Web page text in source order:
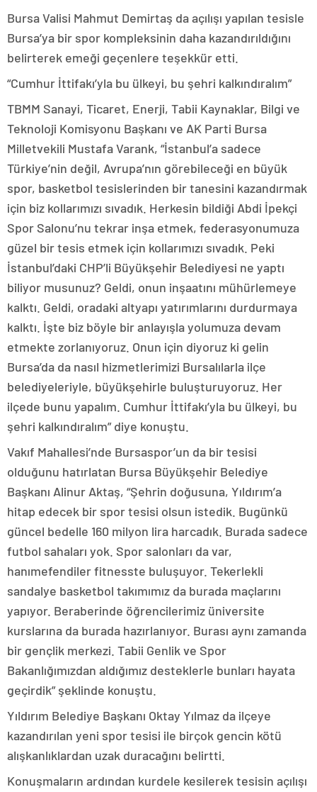
Bursa Valisi Mahmut Demirtaş da açılışı yapılan tesisle
Bursa’ya bir spor kompleksinin daha kazandırıldığını
belirterek emeği geçenlere teşekkür etti.
“Cumhur İttifakı’yla bu ülkeyi, bu şehri kalkındıralım”
TBMM Sanayi, Ticaret, Enerji, Tabii Kaynaklar, Bilgi ve
Teknoloji Komisyonu Başkanı ve AK Parti Bursa
Milletvekili Mustafa Varank, “İstanbul’a sadece
Türkiye’nin değil, Avrupa’nın görebileceği en büyük
spor, basketbol tesislerinden bir tanesini kazandırmak
için biz kollarımızı sıvadık. Herkesin bildiği Abdi İpekçi
Spor Salonu’nu tekrar inşa etmek, federasyonumuza
güzel bir tesis etmek için kollarımızı sıvadık. Peki
İstanbul’daki CHP’li Büyükşehir Belediyesi ne yaptı
biliyor musunuz? Geldi, onun inşaatını mühürlemeye
kalktı. Geldi, oradaki altyapı yatırımlarını durdurmaya
kalktı. İşte biz böyle bir anlayışla yolumuza devam
etmekte zorlanıyoruz. Onun için diyoruz ki gelin
Bursa’da da nasıl hizmetlerimizi Bursalılarla ilçe
belediyeleriyle, büyükşehirle buluşturuyoruz. Her
ilçede bunu yapalım. Cumhur İttifakı’yla bu ülkeyi, bu
şehri kalkındıralım” diye konuştu.
Vakıf Mahallesi’nde Bursaspor’un da bir tesisi
olduğunu hatırlatan Bursa Büyükşehir Belediye
Başkanı Alinur Aktaş, “Şehrin doğusuna, Yıldırım’a
hitap edecek bir spor tesisi olsun istedik. Bugünkü
güncel bedelle 160 milyon lira harcadık. Burada sadece
futbol sahaları yok. Spor salonları da var,
hanımefendiler fitnesste buluşuyor. Tekerlekli
sandalye basketbol takımımız da burada maçlarını
yapıyor. Beraberinde öğrencilerimiz üniversite
kurslarına da burada hazırlanıyor. Burası aynı zamanda
bir gençlik merkezi. Tabii Genlik ve Spor
Bakanlığımızdan aldığımız desteklerle bunları hayata
geçirdik” şeklinde konuştu.
Yıldırım Belediye Başkanı Oktay Yılmaz da ilçeye
kazandırılan yeni spor tesisi ile birçok gencin kötü
alışkanlıklardan uzak duracağını belirtti.
Konuşmaların ardından kurdele kesilerek tesisin açılışı